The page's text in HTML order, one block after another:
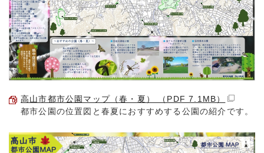
高山市都市公園マップ（春・夏） （PDF 7.1MB）
都市公園の位置図と春夏におすすめする公園の紹介です。